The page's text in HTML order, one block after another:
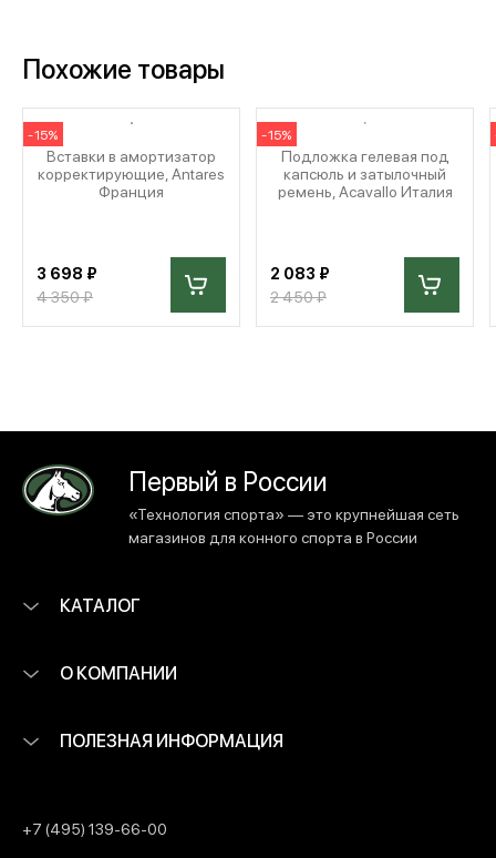
Похожие товары
-15%
Вставки в амортизатор
корректирующие, Antares
Франция
3 698 ₽
4 350 ₽
-15%
Подложка гелевая под
капсюль и затылочный
ремень, Acavallo Италия
2 083 ₽
2 450 ₽
Первый в России
«Технология спорта» — это крупнейшая сеть
магазинов для конного спорта в России
КАТАЛОГ
О КОМПАНИИ
ПОЛЕЗНАЯ ИНФОРМАЦИЯ
+7 (495) 139-66-00